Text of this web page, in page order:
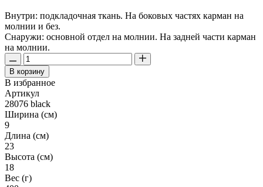
Внутри: подкладочная ткань. На боковых частях карман на
молнии и без.
Снаружи: основной отдел на молнии. На задней части карман
на молнии.
В корзину
В избранное
Артикул
28076 black
Ширина (см)
9
Длина (см)
23
Высота (см)
18
Вес (г)